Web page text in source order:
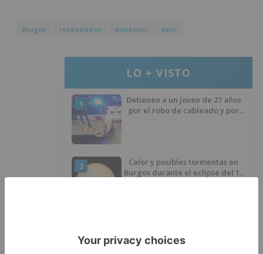
Burgos recaudados donación aecc
LO + VISTO
1
Detienen a un joven de 27 años
por el robo de cableado y por
2
Calor y posibles tormentas en
Burgos durante el eclipse del 12
refuerzo del Burgos CF para la
temporada 2026/27